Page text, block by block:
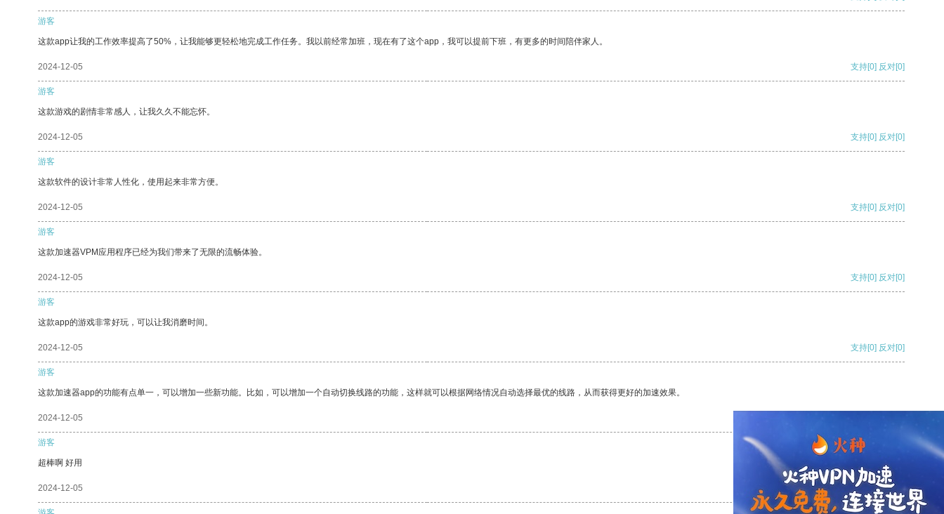
游客
这款app让我的工作效率提高了50%，让我能够更轻松地完成工作任务。我以前经常加班，现在有了这个app，我可以提前下班，有更多的时间陪伴家人。
2024-12-05 支持[0] 反对[0]
游客
这款游戏的剧情非常感人，让我久久不能忘怀。
2024-12-05 支持[0] 反对[0]
游客
这款软件的设计非常人性化，使用起来非常方便。
2024-12-05 支持[0] 反对[0]
游客
这款加速器VPM应用程序已经为我们带来了无限的流畅体验。
2024-12-05 支持[0] 反对[0]
游客
这款app的游戏非常好玩，可以让我消磨时间。
2024-12-05 支持[0] 反对[0]
游客
这款加速器app的功能有点单一，可以增加一些新功能。比如，可以增加一个自动切换线路的功能，这样就可以根据网络情况自动选择最优的线路，从而获得更好的加速效果。
2024-12-05
游客
超棒啊 好用
2024-12-05 支持 [0] 反对 [0]